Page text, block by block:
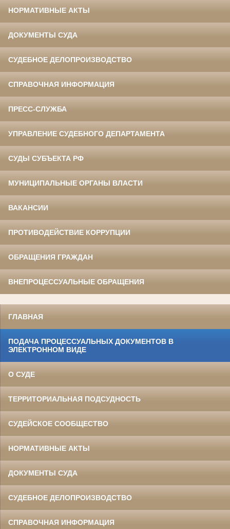
НОРМАТИВНЫЕ АКТЫ
ДОКУМЕНТЫ СУДА
СУДЕБНОЕ ДЕЛОПРОИЗВОДСТВО
СПРАВОЧНАЯ ИНФОРМАЦИЯ
ПРЕСС-СЛУЖБА
УПРАВЛЕНИЕ СУДЕБНОГО ДЕПАРТАМЕНТА
СУДЫ СУБЪЕКТА РФ
МУНИЦИПАЛЬНЫЕ ОРГАНЫ ВЛАСТИ
ВАКАНСИИ
ПРОТИВОДЕЙСТВИЕ КОРРУПЦИИ
ОБРАЩЕНИЯ ГРАЖДАН
ВНЕПРОЦЕССУАЛЬНЫЕ ОБРАЩЕНИЯ
ГЛАВНАЯ
ПОДАЧА ПРОЦЕССУАЛЬНЫХ ДОКУМЕНТОВ В
ЭЛЕКТРОННОМ ВИДЕ
О СУДЕ
ТЕРРИТОРИАЛЬНАЯ ПОДСУДНОСТЬ
СУДЕЙСКОЕ СООБЩЕСТВО
НОРМАТИВНЫЕ АКТЫ
ДОКУМЕНТЫ СУДА
СУДЕБНОЕ ДЕЛОПРОИЗВОДСТВО
СПРАВОЧНАЯ ИНФОРМАЦИЯ